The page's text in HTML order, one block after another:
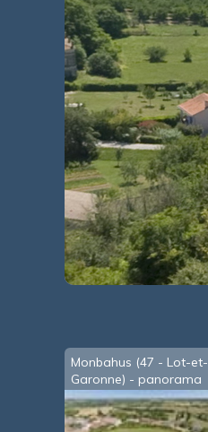
Monbahus (47 - Lot-et-
Garonne) - panorama
depuis la butte de la
Vierge